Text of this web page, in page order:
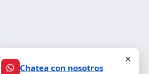
Chatea con nosotros